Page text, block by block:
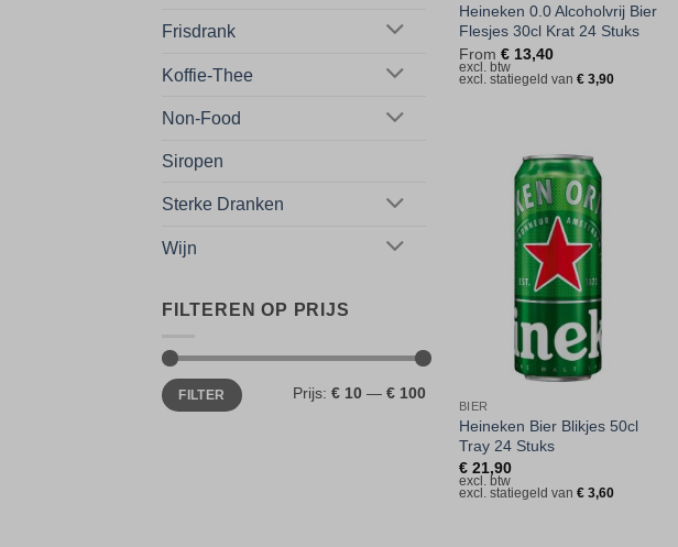
Frisdrank
Koffie-Thee
Non-Food
Siropen
Sterke Dranken
Wijn
FILTEREN OP PRIJS
Min.
prijs
Max.
prijsFILTER Prijs: € 10 — € 100
Heineken 0.0 Alcoholvrij Bier
Flesjes 30cl Krat 24 Stuks
From €13,40
excl. btw
excl. statiegeld van €3,90
Toevoegen
aan
verlanglijst
BIER
Heineken Bier Blikjes 50cl
Tray 24 Stuks
€21,90
excl. btw
excl. statiegeld van €3,60